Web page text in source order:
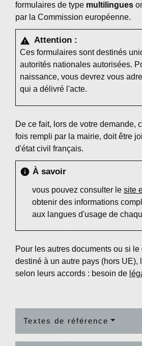
formulaires de type multilingues
par la Commission européenne.
warning Attention :
Ces formulaires sont destinés
autorités nationales autorisées.
naissance, vous devrez vous
qui a délivré l'acte.
De ce fait, lors de votre demande,
fois rempli par la mairie, doit être
d'état civil français.
info À savoir
vous pouvez consulter le site
obtenir des informations
aux langues d'usage de
Pour les autres documents ou si le
destiné à un autre pays (hors UE),
selon leurs accords : besoin de
Textes de référence